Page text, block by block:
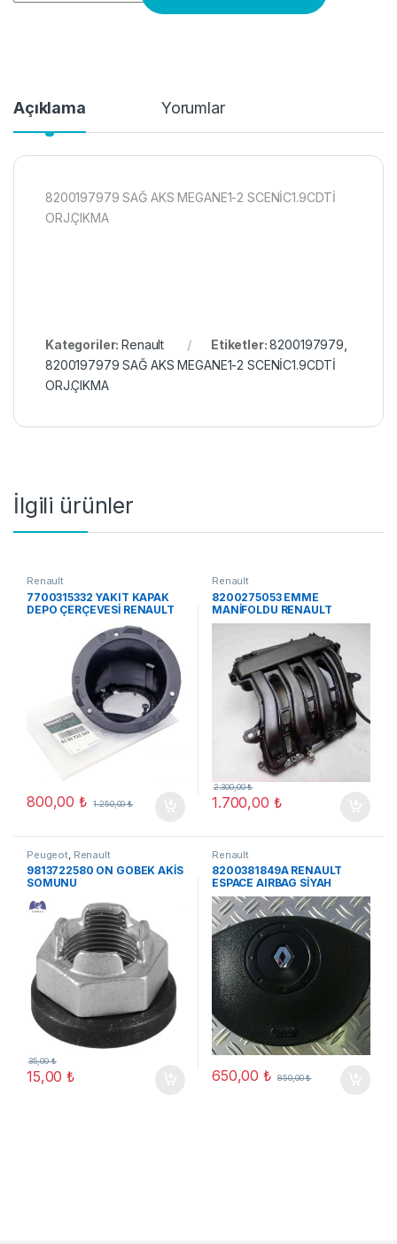
Açıklama Yorumlar
8200197979 SAĞ AKS MEGANE1-2 SCENİC1.9CDTİ
ORJ.ÇIKMA
Kategoriler:Renault Etiketler:8200197979
8200197979 SAĞ AKS MEGANE1-2 SCENİC1.9CDTİ
ORJ.ÇIKMA
İlgili ürünler
Renault
7700315332 YAKIT KAPAK
DEPO ÇERÇEVESİ RENAULT
800,00₺ 1.250,00₺
Renault
8200275053 EMME
MANİFOLDU RENAULT
MEGANE 1.6 16 V ,
1.700,00 ₺
2.300,00₺
Peugeot Renault
9813722580 ÖN GÖBEK AKİS
SOMUNU
15,00₺
35,00₺
Renault
8200381849A RENAULT
ESPACE AIRBAG SİYAH
650,00₺ 850,00₺